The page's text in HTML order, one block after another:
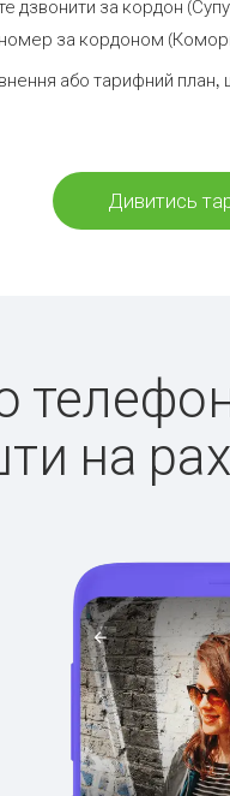
дзвонити за кордон
за кордоном
або тарифний
Дивитись
на